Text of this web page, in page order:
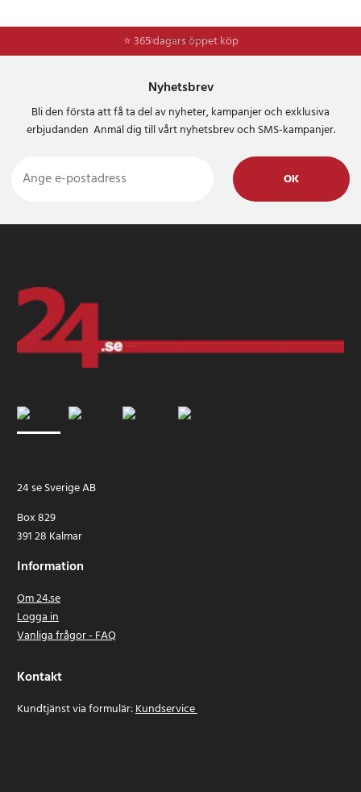
⭐ 365 dagars öppet köp
⭐Frakt 49kr *
Nyhetsbrev
Bli den första att få ta del av nyheter, kampanjer och exklusiva
erbjudanden Anmäl dig till vårt nyhetsbrev och SMS-kampanjer.
OK
24 se Sverige AB
Box 829
391 28 Kalmar
Information
Om 24.se
Logga in
Vanliga frågor - FAQ
Kontakt
Kundtjänst via formulär:Kundservice